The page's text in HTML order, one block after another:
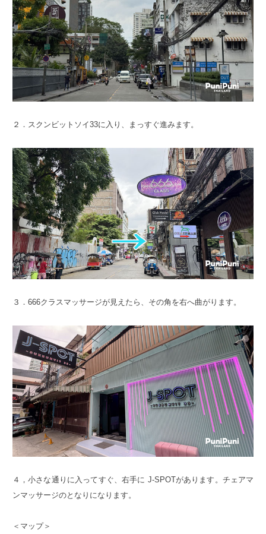
２．スクンビットソイ33に入り、まっすぐ進みます。
３．666クラスマッサージが見えたら、その角を右へ曲がります。
４，小さな通りに入ってすぐ、右手に J-SPOTがあります。チェアマ
ンマッサージのとなりになります。
＜マップ＞